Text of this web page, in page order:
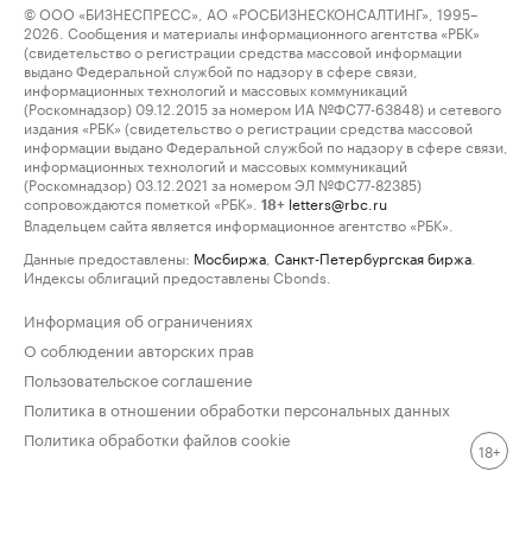
© ООО «БИЗНЕСПРЕСС», АО «РОСБИЗНЕСКОНСАЛТИНГ», 1995–
2026. Сообщения и материалы информационного агентства «РБК»
(свидетельство о регистрации средства массовой информации
выдано Федеральной службой по надзору в сфере связи,
информационных технологий и массовых коммуникаций
(Роскомнадзор) 09.12.2015 за номером ИА №ФС77-63848) и сетевого
издания «РБК» (свидетельство о регистрации средства массовой
информации выдано Федеральной службой по надзору в сфере связи,
информационных технологий и массовых коммуникаций
(Роскомнадзор) 03.12.2021 за номером ЭЛ №ФС77-82385)
сопровождаются пометкой «РБК».
18+ letters@rbc.ru
Владельцем сайта является информационное агентство «РБК».
Данные предоставлены: Мосбиржа Санкт-Петербургская биржа
Индексы облигаций предоставлены Cbonds.
Информация об ограничениях
О соблюдении авторских прав
Пользовательское соглашение
Политика в отношении обработки персональных данных
Политика обработки файлов cookie
18+